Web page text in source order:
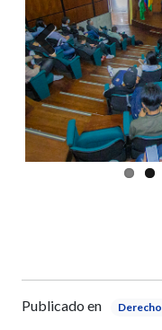
Previous
Publicado en Derecho